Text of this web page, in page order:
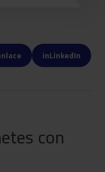
inLinkedIn
con